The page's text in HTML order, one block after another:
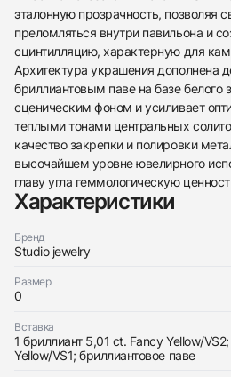
438
285
145
142
205
204
195
150
эталонную прозрачность, позволяя
преломляться внутри павильона и
сцинтилляцию, характерную для
Архитектура украшения дополнена
бриллиантовым паве на базе белого
сценическим фоном и усиливает
теплыми тонами центральных
качество закрепки и полировки
высочайшем уровне ювелирного
главу угла геммологическую
Характеристики
Бренд
Studio jewelry
Размер
0
Вставка
1 бриллиант 5,01 ct. Fancy Yellow/
Yellow/VS1; бриллиантовое паве
Купить эти часы
с вами
НовыеКоробка + Документы
$106,650
Трейд-ин часов
Оставьте ваши контактные
с вами